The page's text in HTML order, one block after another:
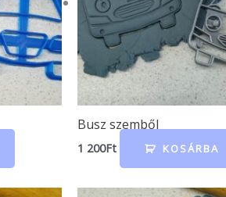
Busz szemből
1 200Ft KOSÁRBA